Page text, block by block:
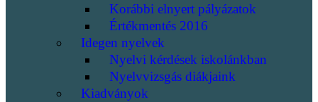
Korábbi elnyert pályázatok
Értékmentés 2016
Idegen nyelvek
Nyelvi kérdések iskolánkban
Nyelvvizsgás diákjaink
Kiadványok